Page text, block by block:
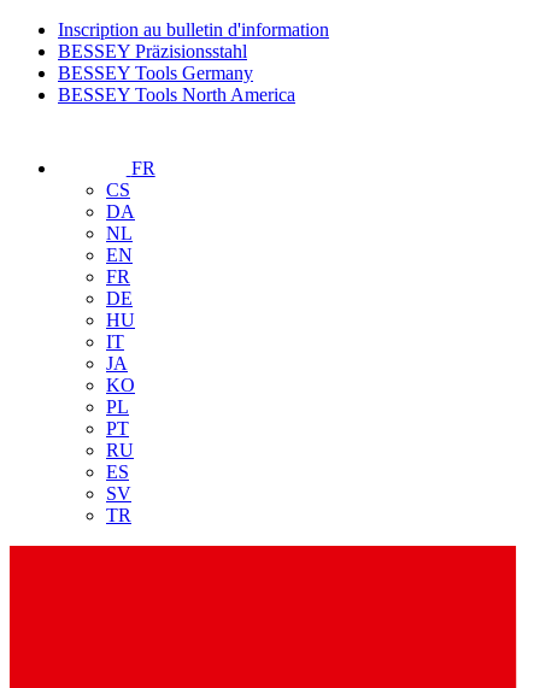
Inscription au bulletin d'information
BESSEY Präzisionsstahl
BESSEY Tools Germany
BESSEY Tools North America
FR
CS
DA
NL
EN
FR
DE
HU
IT
JA
KO
PL
PT
RU
ES
SV
TR